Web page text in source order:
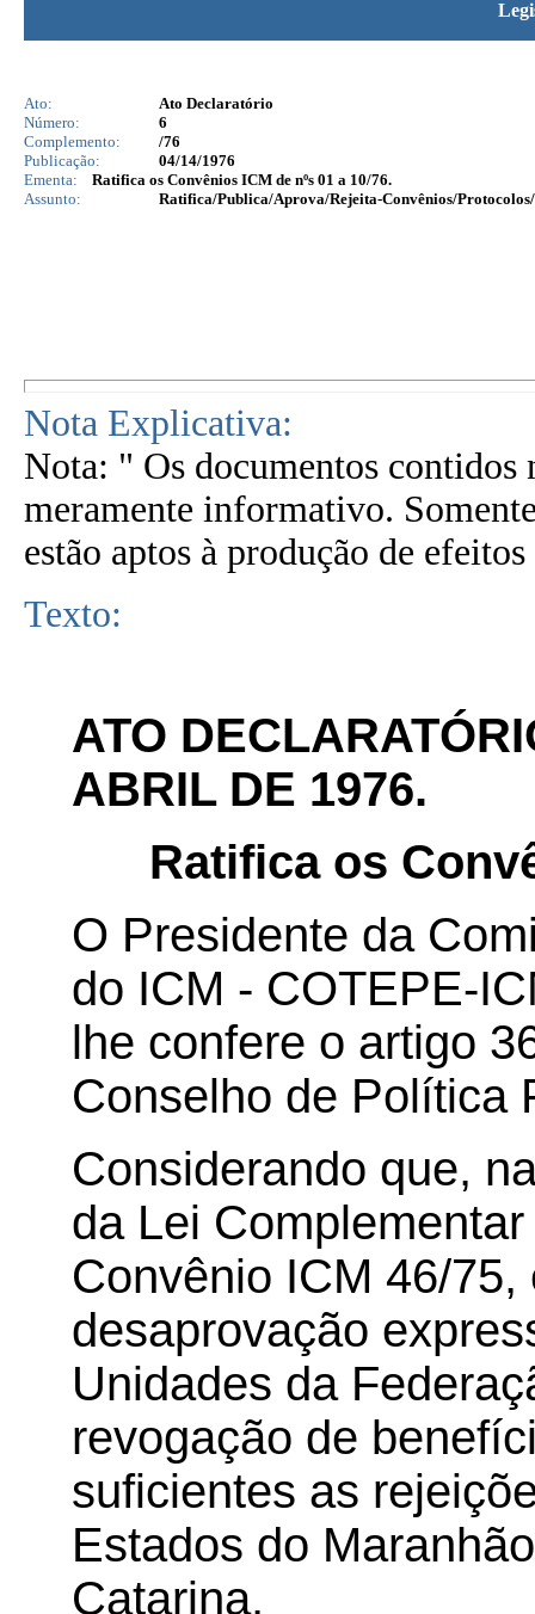
Ato:
Ato Declaratório
Número:
6
Complemento:
/76
Publicação:
04/14/1976
Ementa:
Ratifica os Convênios ICM de nºs 01 a 10/76.
Assunto:
Ratifica/Publica/Aprova/Rejeita-Convênios/
Nota Explicativa:
Nota: " Os documentos contidos
meramente informativo.
estão aptos à produção de
Texto:
ATO
ABRIL DE 1976.
Ratifica os
O Presidente da
do ICM - COTEPE-
lhe confere o artigo
Conselho de Política
Considerando que,
da Lei
Convênio ICM 46/
desaprovação
Unidades da
revogação de
suficientes as
Estados do
Catarina,